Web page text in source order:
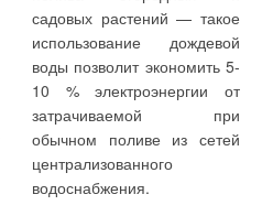
садовых растений — такое
использование дождевой
воды позволит экономить 5-
10 % электроэнергии от
затрачиваемой при
обычном поливе из сетей
централизованного
водоснабжения.
вентиляционные установки
(например, имеются
помещения, где по
соответствующим СНиП
недопустима рециркуляция)
— то это как раз такой
некоторые VRF-системы
(например, Mitsubishi Heavy
рассчитывают на 25 бар,
исходя из статического
напора в высотных зданиях.
Максимальная рабочая
температура 140 °C.
Возможен выбор
различных вариантов